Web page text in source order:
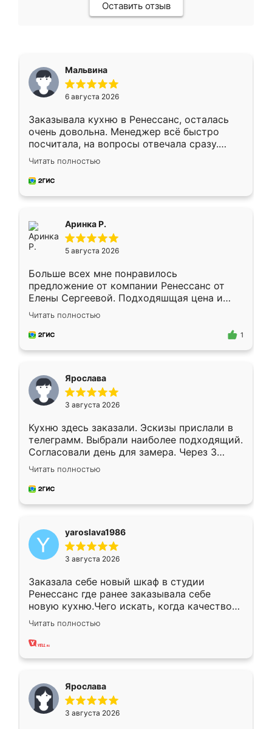
Оставить отзыв
Мальвина
6 августа 2026
Заказывала кухню в Ренессанс, осталась
очень довольна. Менеджер всё быстро
посчитала, на вопросы отвечала сразу.
Замерщик приехал в субботу, подошёл к
делу со всей ответственностью. Собрали
за день, ребята работали аккуратно, даже
Читать полностью
Аринка Р.
5 августа 2026
Больше всех мне понравилось
предложение от компании Ренессанс от
Елены Сергеевой. Подходяшщая цена и
короткие сроки изготовления. Приехавший
для замера сотрудник Владислав
предложил по моему эскизу самый
Читать полностью
1
Ярослава
3 августа 2026
Кухню здесь заказали. Эскизы прислали в
телеграмм. Выбрали наиболее подходящий.
Согласовали день для замера. Через 3
недели кухня была уже готова. Остались
довольны работой. Спасибо Ренессанс
мебель за качественную работу!
Читать полностью
yaroslava1986
3 августа 2026
Заказала себе новый шкаф в студии
Ренессанс где ранее заказывала себе
новую кухню.Чего искать, когда качеством
вполне довольна. Служит кухня уже почти
два года, нареканий нет.
Читать полностью
Ярослава
3 августа 2026